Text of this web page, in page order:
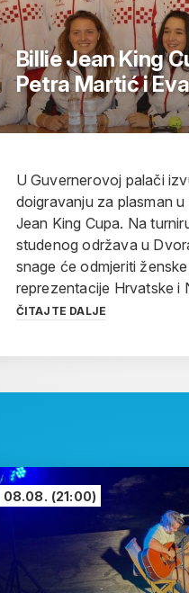
Billie Jean King
Petra Martić i
U Guvernerovoj palači
doigravanju za plasman u
Jean King Cupa. Na
studenog održava u
snage će odmjeriti
reprezentacije Hrvatske i
ČITAJTE DALJE
08.08. (21:00)